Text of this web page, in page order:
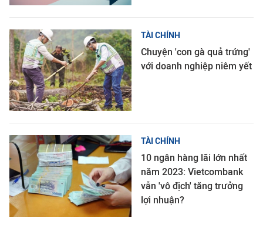
TÀI CHÍNH
Chuyện 'con gà quả trứng'
với doanh nghiệp niêm yết
TÀI CHÍNH
10 ngân hàng lãi lớn nhất
năm 2023: Vietcombank
vẫn 'vô địch' tăng trưởng
lợi nhuận?